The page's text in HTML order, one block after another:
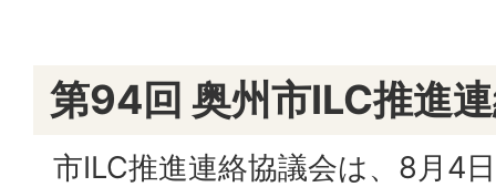
第94回 奥州市ILC推進
市ILC推進連絡協議会は、8月4